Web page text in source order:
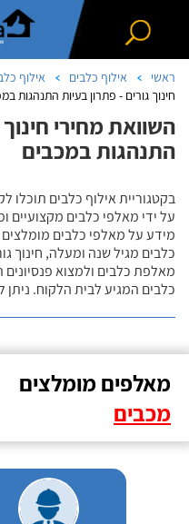
ראשי אילוף כלבים
אילוף
חינוך גורים - פתרון בעיות התנהגות
השוואת מחירי
התנהגות במכבים
בקטגוריית אילוף כלבים תוכלו
על ידי מאלפי כלבים מקצועיים
מידע על מאלפי כלבים מומלצים
כלבים מגיל שנה ומעלה, חינוך
מאלפת כלבים ולמצוא
כלבים המגיע לבית הלקוח. ניתן
מאלפים מומלצים
מכבים